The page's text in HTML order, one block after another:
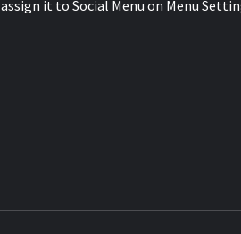
assign it to Social Menu on Menu